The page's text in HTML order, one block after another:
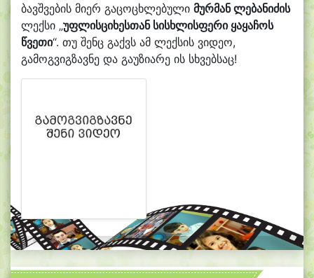
ბავშვების მიერ გაცოცხლებული მურმან ლებანიძის
ლექსი „უფლისციხესთან სისხლისფერი ყაყაჩოს
წვეთი“. თუ შენც გაქვს ამ ლექსის ვიდეო,
გამოგვიგზავნე და გაუზიარე ის სხვებსაც!